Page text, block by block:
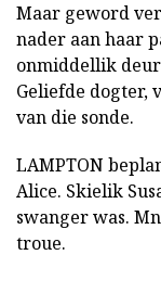
Maar geword
nader aan haar
onmiddellik deur
Geliefde dogter,
van die sonde.
LAMPTON
Alice. Skielik
swanger was.
troue.